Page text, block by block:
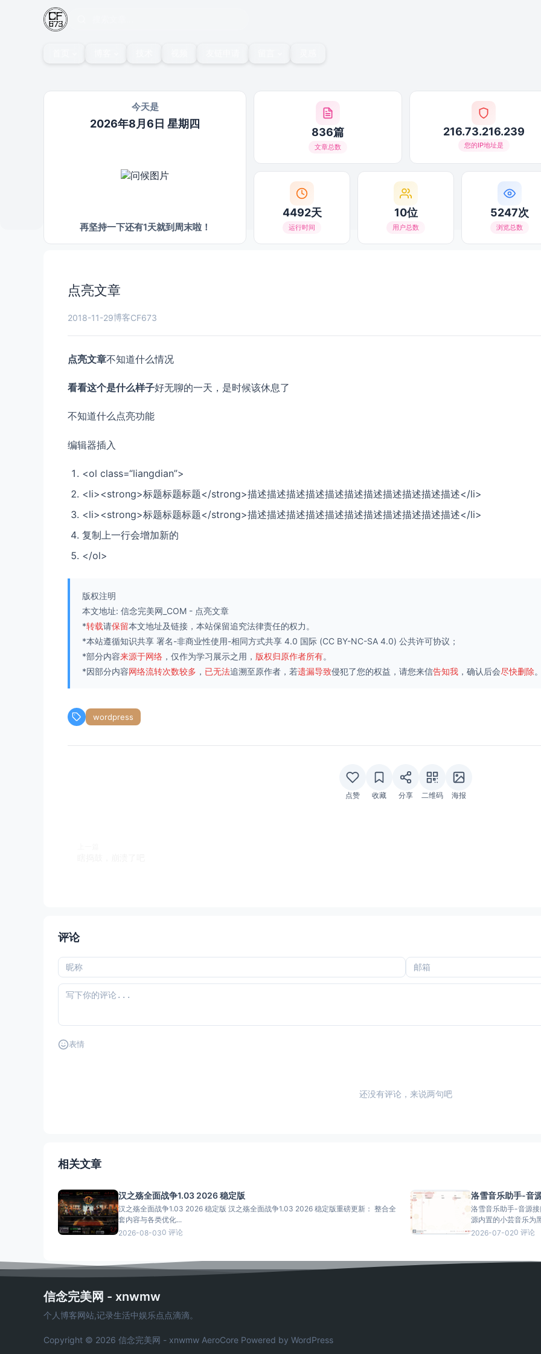
今天是
2026年8月6日 星期四
再坚持一下还有1天就到周末啦！
836篇
文章总数
216.73.216.239
您的IP地址是
4492天
运行时间
10位
用户总数
5247次
浏览总数
点亮文章
2018-11-29博客CF673
点亮文章不知道什么情况
看看这个是什么样子好无聊的一天，是时候该休息了
不知道什么点亮功能
编辑器插入
<ol class=“liangdian”>
<li><strong>标题标题标题</strong>描述描述描述描述描述描述描述描述描述描述描述</li>
<li><strong>标题标题标题</strong>描述描述描述描述描述描述描述描述描述描述描述</li>
复制上一行会增加新的
</ol>
版权注明
本文地址: 信念完美网_COM - 点亮文章
*转载请保留本文地址及链接，本站保留追究法律责任的权力。
*本站遵循知识共享 署名-非商业性使用-相同方式共享 4.0 国际 (CC BY-NC-SA 4.0) 公共许可协议；
*部分内容来源于网络 ，仅作为学习展示之用， 版权归原作者所有。
*因部分内容网络流转次数较多 ， 已无法追溯至原作者，若遗漏导致侵犯了您的权益，请您来信告知我 ，确认后会尽快删除
wordpress
点赞 收藏 分享 二维码 海报
评论
表情
还没有评论，来说两句吧
相关文章
汉之殇全面战争1.03 2026 稳定版
汉之殇全面战争1.03 2026 稳定版 汉之殇全面战争1.03 2026 稳定版重磅更新： 整合全
套内容与各类优化...
2026-08-030 评论
洛雪音乐助手-音
洛雪音乐助手-音源接口 介绍： 这里提供洛雪音乐公众号独家音源和其它音
源内置的小芸音乐为
2026-07-020 评论
信念完美网 - xnwmw
个人博客网站,记录生活中娱乐点点滴滴。
Copyright © 2026 信念完美网 - xnwmw AeroCore Powered by WordPress